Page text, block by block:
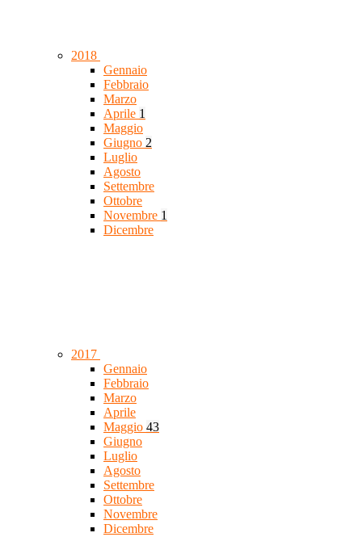
2018
Gennaio
Febbraio
Marzo
Aprile 1
Maggio
Giugno 2
Luglio
Agosto
Settembre
Ottobre
Novembre 1
Dicembre
2017
Gennaio
Febbraio
Marzo
Aprile
Maggio 43
Giugno
Luglio
Agosto
Settembre
Ottobre
Novembre
Dicembre